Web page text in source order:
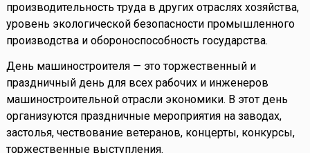
производительность труда в других отраслях хозяйства,
уровень экологической безопасности промышленного
производства и обороноспособность государства.
День машиностроителя — это торжественный и
праздничный день для всех рабочих и инженеров
машиностроительной отрасли экономики. В этот день
организуются праздничные мероприятия на заводах,
застолья, чествование ветеранов, концерты, конкурсы,
торжественные выступления.